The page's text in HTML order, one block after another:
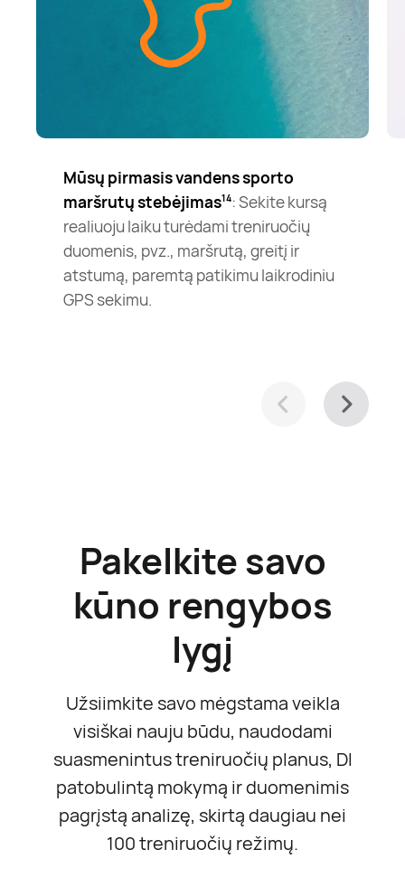
Mūsų pirmasis vandens sporto
maršrutų stebėjimas14: Sekite kursą
realiuoju laiku turėdami treniruočių
duomenis, pvz., maršrutą, greitį ir
atstumą, paremtą patikimu laikrodiniu
GPS sekimu.
Pakelkite savo
kūno rengybos
lygį
Užsiimkite savo mėgstama veikla
visiškai nauju būdu, naudodami
suasmenintus treniruočių planus, DI
patobulintą mokymą ir duomenimis
pagrįstą analizę, skirtą daugiau nei
100 treniruočių režimų.